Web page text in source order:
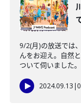
9/2(月)の放送では
んをお迎え。自然
ついて伺いました。
2024.09.13 |